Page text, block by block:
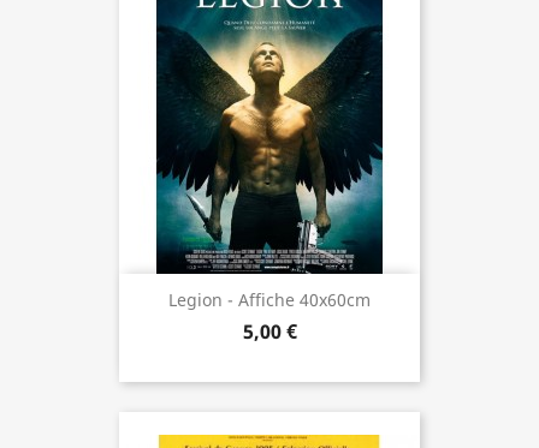
Legion - Affiche 40x60cm
5,00 €